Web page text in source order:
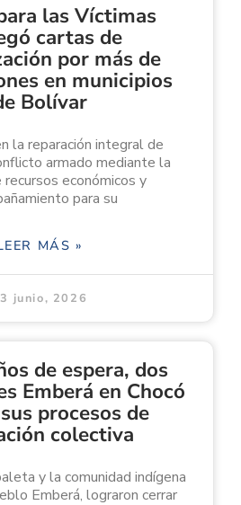
las Víctimas
cartas de
por más de
en municipios
Bolívar
la reparación integral de
armado mediante la
económicos y
para su
MÁS »
junio, 2026
de espera, dos
Emberá en Chocó
procesos de
colectiva
y la comunidad indígena
Emberá, lograron cerrar